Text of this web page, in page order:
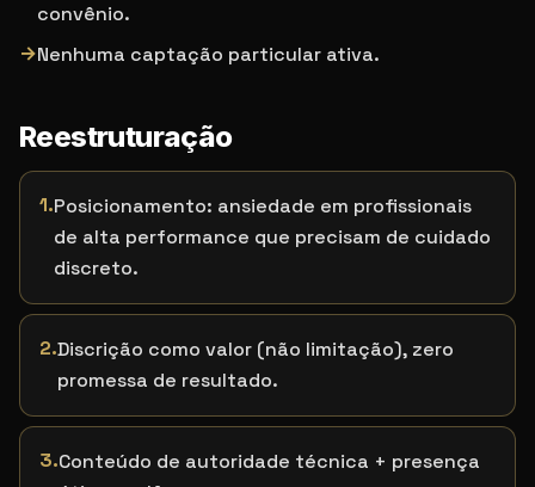
convênio.
→Nenhuma captação particular ativa.
Reestruturação
1.Posicionamento: ansiedade em profissionais
de alta performance que precisam de cuidado
discreto.
2.Discrição como valor (não limitação), zero
promessa de resultado.
3.Conteúdo de autoridade técnica + presença